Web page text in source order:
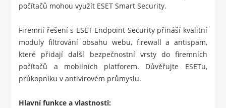
počítačů mohou využít ESET Smart Security.
Firemní řešení s ESET Endpoint Security přináší kvalitní
moduly filtrování obsahu webu, firewall a antispam,
které přidají další bezpečnostní vrsty do firemních
počítačů a mobilních platforem. Důvěřujte ESETu,
průkopníku v antivirovém průmyslu.
Hlavní funkce a vlastnosti: